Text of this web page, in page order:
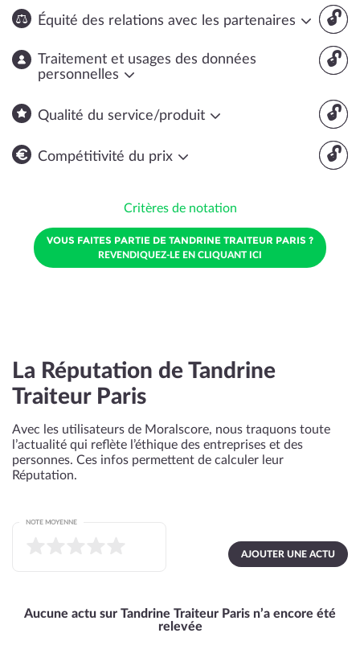
🔓
Équité des relations avec les partenaires
🔓
Traitement et usages des données
personnelles
🔓
Qualité du service/produit
🔓
Compétitivité du prix
Critères de notation
VOUS FAITES PARTIE DE TANDRINE TRAITEUR PARIS ?
REVENDIQUEZ-LE EN CLIQUANT ICI
La Réputation de Tandrine
Traiteur Paris
Avec les utilisateurs de Moralscore, nous traquons toute
l’actualité qui reflète l’éthique des entreprises et des
personnes. Ces infos permettent de calculer leur
Réputation.
AJOUTER UNE ACTU
NOTE MOYENNE
Aucune actu sur Tandrine Traiteur Paris n’a encore été
relevée